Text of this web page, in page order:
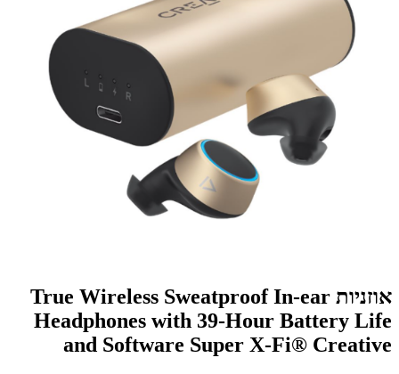
אוזניות True Wireless Sweatproof In-ear
Headphones with 39-Hour Battery Life
and Software Super X-Fi® Creative